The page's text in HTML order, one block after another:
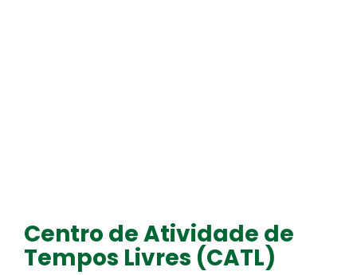
Centro de Atividade de
Tempos Livres (CATL)